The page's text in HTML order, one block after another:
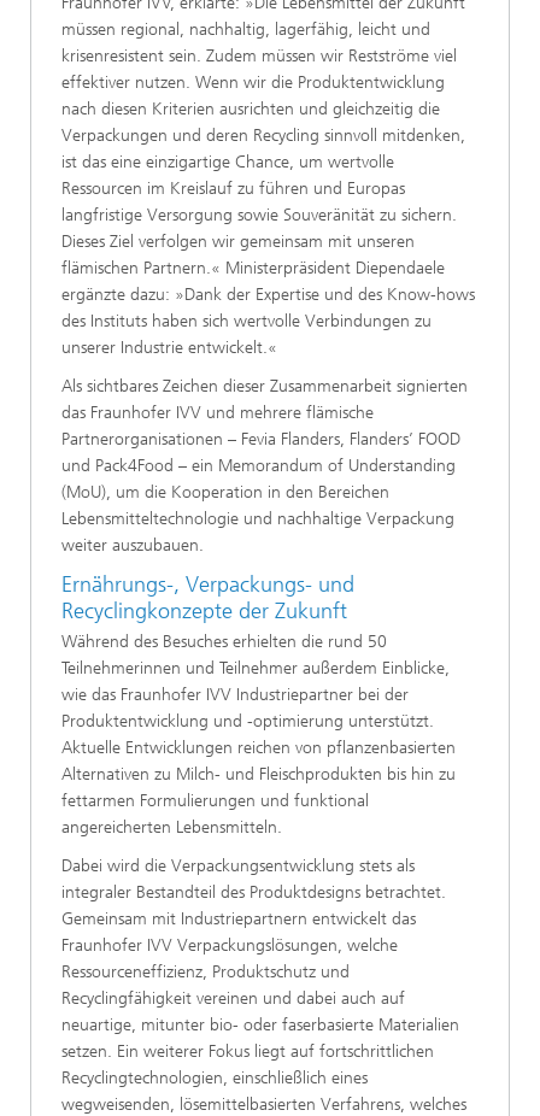
müssen regional, nachhaltig, lagerfähig, leicht und
krisenresistent sein. Zudem müssen wir Restströme viel
effektiver nutzen. Wenn wir die Produktentwicklung
nach diesen Kriterien ausrichten und gleichzeitig die
Verpackungen und deren Recycling sinnvoll mitdenken,
ist das eine einzigartige Chance, um wertvolle
Ressourcen im Kreislauf zu führen und Europas
langfristige Versorgung sowie Souveränität zu sichern.
Dieses Ziel verfolgen wir gemeinsam mit unseren
flämischen Partnern.« Ministerpräsident Diependaele
ergänzte dazu: »Dank der Expertise und des Know-hows
des Instituts haben sich wertvolle Verbindungen zu
unserer Industrie entwickelt.«
Als sichtbares Zeichen dieser Zusammenarbeit signierten
das Fraunhofer IVV und mehrere flämische
Partnerorganisationen – Fevia Flanders, Flanders’ FOOD
und Pack4Food – ein Memorandum of Understanding
(MoU), um die Kooperation in den Bereichen
Lebensmitteltechnologie und nachhaltige Verpackung
weiter auszubauen.
Ernährungs-, Verpackungs- und
Recyclingkonzepte der Zukunft
Während des Besuches erhielten die rund 50
Teilnehmerinnen und Teilnehmer außerdem Einblicke,
wie das Fraunhofer IVV Industriepartner bei der
Produktentwicklung und -optimierung unterstützt.
Aktuelle Entwicklungen reichen von pflanzenbasierten
Alternativen zu Milch- und Fleischprodukten bis hin zu
fettarmen Formulierungen und funktional
angereicherten Lebensmitteln.
Dabei wird die Verpackungsentwicklung stets als
integraler Bestandteil des Produktdesigns betrachtet.
Gemeinsam mit Industriepartnern entwickelt das
Fraunhofer IVV Verpackungslösungen, welche
Ressourceneffizienz, Produktschutz und
Recyclingfähigkeit vereinen und dabei auch auf
neuartige, mitunter bio- oder faserbasierte Materialien
setzen. Ein weiterer Fokus liegt auf fortschrittlichen
Recyclingtechnologien, einschließlich eines
wegweisenden, lösemittelbasierten Verfahrens, welches